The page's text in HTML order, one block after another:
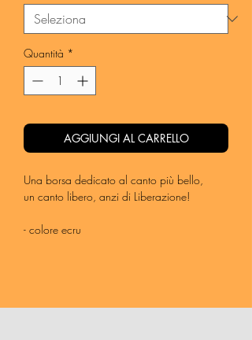
Quantità *
AGGIUNGI AL CARRELLO
Una borsa dedicato al canto più bello,
un canto libero, anzi di Liberazione!
- colore ecru
bag e i gadget di People? Scrivi a